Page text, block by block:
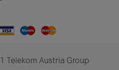
Telekom Austria Group